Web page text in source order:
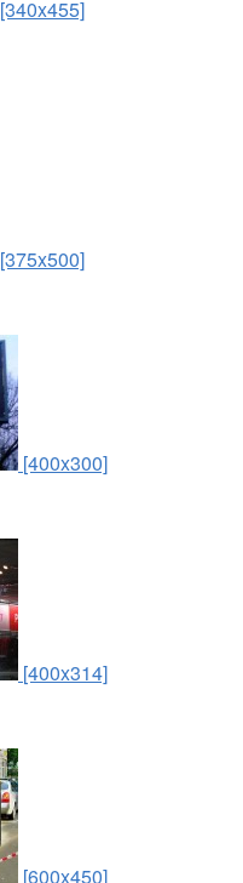
[340x455]
[375x500]
[400x300]
[400x314]
[600x450]